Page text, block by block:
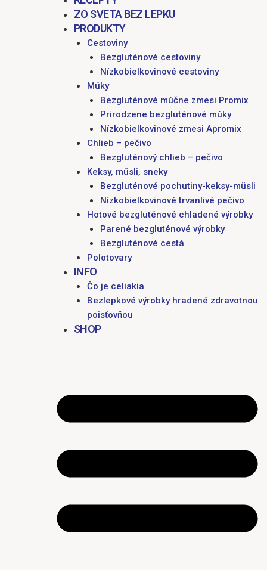
ZO SVETA BEZ LEPKU
PRODUKTY
Cestoviny
Bezgluténové cestoviny
Nízkobielkovinové cestoviny
Múky
Bezgluténové múčne zmesi Promix
Prirodzene bezgluténové múky
Nízkobielkovinové zmesi Apromix
Chlieb – pečivo
Bezgluténový chlieb – pečivo
Keksy, müsli, sneky
Bezgluténové pochutiny-keksy-müsli
Nízkobielkovinové trvanlivé pečivo
Hotové bezgluténové chladené výrobky
Parené bezgluténové výrobky
Bezgluténové cestá
Polotovary
INFO
Čo je celiakia
Bezlepkové výrobky hradené zdravotnou
poisťovňou
SHOP